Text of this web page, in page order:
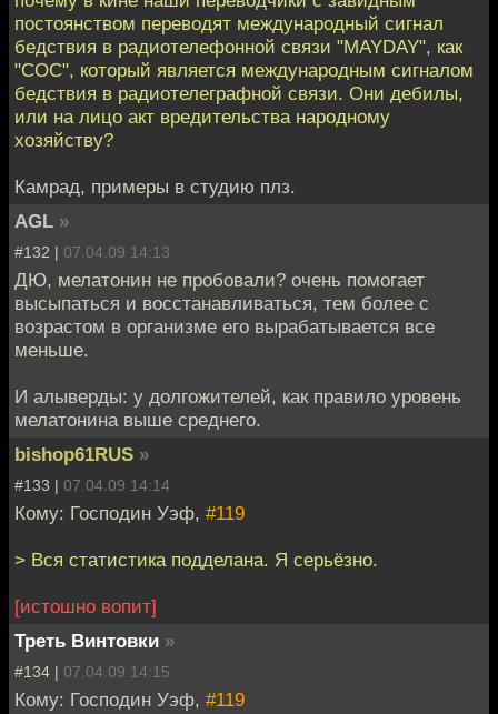
постоянством переводят международный сигнал
бедствия в радиотелефонной связи "MAYDAY", как
"СОС", который является международным сигналом
бедствия в радиотелеграфной связи. Они дебилы,
или на лицо акт вредительства народному
хозяйству?
Камрад, примеры в студию плз.
AGL »
#132 | 07.04.09 14:13
ДЮ, мелатонин не пробовали? очень помогает
высыпаться и восстанавливаться, тем более с
возрастом в организме его вырабатывается все
меньше.
И алыверды: у долгожителей, как правило уровень
мелатонина выше среднего.
bishop61RUS »
#133 | 07.04.09 14:14
Кому: Господин Уэф, #119
> Вся статистика подделана. Я серьёзно.
[истошно вопит]
Треть Винтовки »
#134 | 07.04.09 14:15
Кому: Господин Уэф, #119